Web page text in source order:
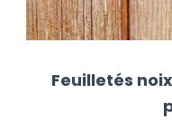
Feuilletés